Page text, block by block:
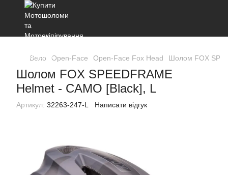
Вело Open-Face Open-Face Fox Head Шолом FOX
Шолом FOX SPEEDFRAME
Helmet - CAMO [Black], L
Артикул: 32263-247-L Написати відгук